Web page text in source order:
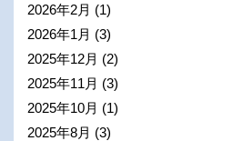
2026年2月 (1)
2026年1月 (3)
2025年12月 (2)
2025年11月 (3)
2025年10月 (1)
2025年8月 (3)